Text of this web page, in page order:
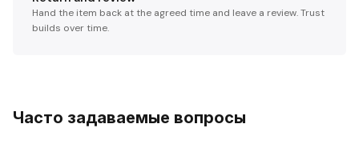
Hand the item back at the agreed time and leave a review. Trust
builds over time.
Часто задаваемые вопросы